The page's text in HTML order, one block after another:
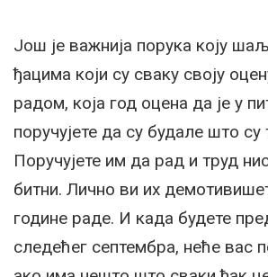
Још је важнија порука коју
ђацима који су сваку своју
радом, која год оцена да је у
поручујете да су будале што
Поручујете им да рад и труд
битни. Лично ви их
године раде. И када будете
следећег септембра, неће вас